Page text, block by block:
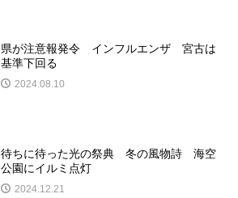
県が注意報発令 インフルエンザ 宮古は
基準下回る
2024.08.10
待ちに待った光の祭典 冬の風物詩 海空
公園にイルミ点灯
2024.12.21